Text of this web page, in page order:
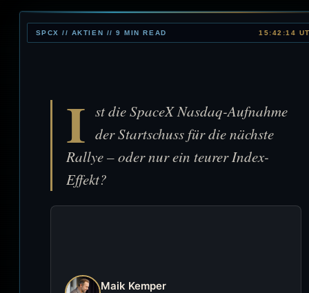
SPCX // AKTIEN // 9 MIN READ 15:42:14
I st die SpaceX Nasdaq-Aufnahme
der Startschuss für die nächste
Rallye – oder nur ein teurer Index-
Effekt?
Maik Kemper